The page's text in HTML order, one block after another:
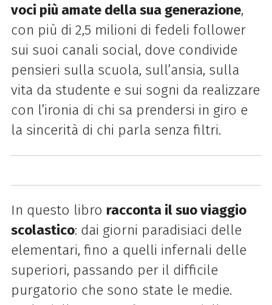
voci più amate della sua generazione,
con più di 2,5 milioni di fedeli follower
sui suoi canali social, dove condivide
pensieri sulla scuola, sull’ansia, sulla
vita da studente e sui sogni da realizzare
con l’ironia di chi sa prendersi in giro e
la sincerità di chi parla senza filtri.
In questo libro racconta il suo viaggio
scolastico: dai giorni paradisiaci delle
elementari, fino a quelli infernali delle
superiori, passando per il difficile
purgatorio che sono state le medie.